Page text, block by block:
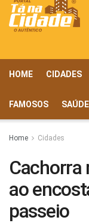
HOME CIDADES
FAMOSOS SAÚDE
Home Cidades
ao
passeio